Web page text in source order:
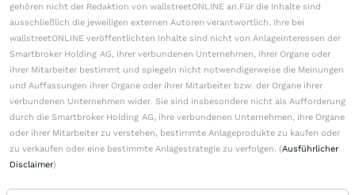
gehören nicht der Redaktion von wallstreetONLINE an.Für die Inhalte sind
ausschließlich die jeweiligen externen Autoren verantwortlich. Ihre bei
wallstreetONLINE veröffentlichten Inhalte sind nicht von Anlageinteressen der
Smartbroker Holding AG, ihrer verbundenen Unternehmen, ihrer Organe oder
ihrer Mitarbeiter bestimmt und spiegeln nicht notwendigerweise die Meinungen
und Auffassungen ihrer Organe oder ihrer Mitarbeiter bzw. der Organe ihrer
verbundenen Unternehmen wider. Sie sind insbesondere nicht als Aufforderung
durch die Smartbroker Holding AG, ihre verbundenen Unternehmen, ihre Organe
oder ihrer Mitarbeiter zu verstehen, bestimmte Anlageprodukte zu kaufen oder
zu verkaufen oder eine bestimmte Anlagestrategie zu verfolgen. (Ausführlicher
Disclaimer)